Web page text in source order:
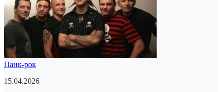
Панк-рок
15.04.2026